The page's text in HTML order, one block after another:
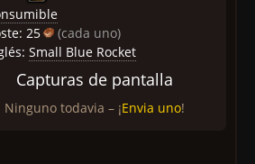
25
(cada uno)
Small Blue Rocket
Capturas de pantalla
Ninguno todavia – ¡Envia uno!